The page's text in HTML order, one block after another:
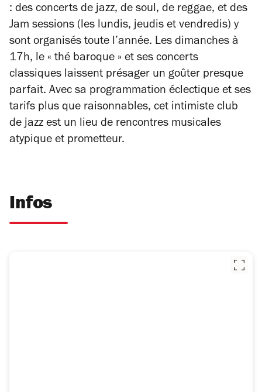
: des concerts de jazz, de soul, de reggae, et des
Jam sessions (les lundis, jeudis et vendredis) y
sont organisés toute l’année. Les dimanches à
17h, le « thé baroque » et ses concerts
classiques laissent présager un goûter presque
parfait. Avec sa programmation éclectique et ses
tarifs plus que raisonnables, cet intimiste club
de jazz est un lieu de rencontres musicales
atypique et prometteur.
Infos